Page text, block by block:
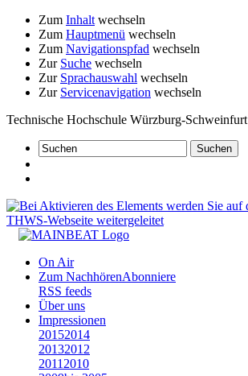
Zum Inhalt wechseln
Zum Hauptmenü wechseln
Zum Navigationspfad wechseln
Zur Suche wechseln
Zur Sprachauswahl wechseln
Zur Servicenavigation wechseln
Technische Hochschule Würzburg-Schweinfurt
On Air
Zum NachhörenAbonniere
RSS feeds
Über uns
Impressionen
20152014
20132012
2011 2010